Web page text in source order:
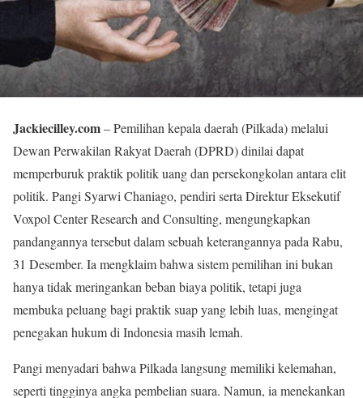
Jackiecilley.com– Pemilihan kepala daerah (Pilkada) melalui
Dewan Perwakilan Rakyat Daerah (DPRD) dinilai dapat
memperburuk praktik politik uang dan persekongkolan antara elit
politik. Pangi Syarwi Chaniago, pendiri serta Direktur Eksekutif
Voxpol Center Research and Consulting, mengungkapkan
pandangannya tersebut dalam sebuah keterangannya pada Rabu,
31 Desember. Ia mengklaim bahwa sistem pemilihan ini bukan
hanya tidak meringankan beban biaya politik, tetapi juga
membuka peluang bagi praktik suap yang lebih luas, mengingat
penegakan hukum di Indonesia masih lemah.
Pangi menyadari bahwa Pilkada langsung memiliki kelemahan,
seperti tingginya angka pembelian suara. Namun, ia menekankan